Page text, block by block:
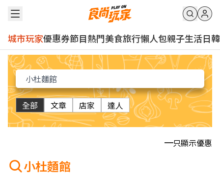
城市玩家優惠券節目熱門美食旅行懶人包親子生活日韓
全部 文章 店家 達人
只顯示優惠
小杜麵館